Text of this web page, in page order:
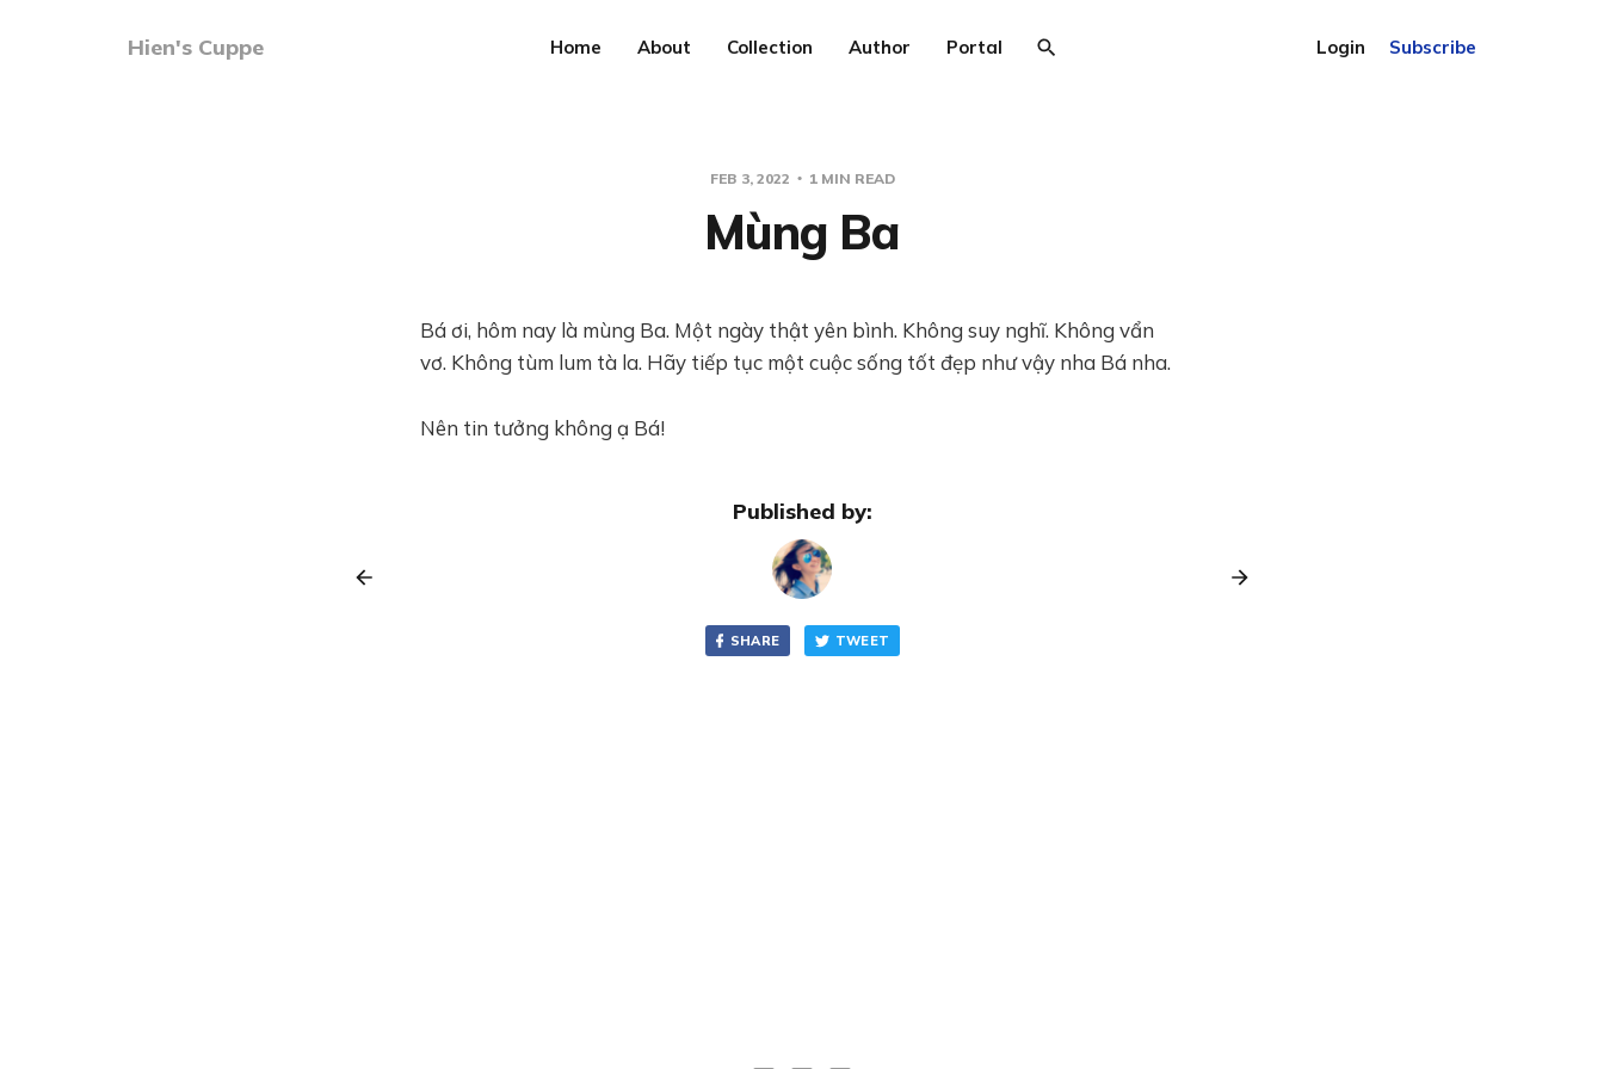
Hien's Cuppe Home About Collection Author Portal Login Subscribe
FEB 3, 2022 1 MIN READ
Mùng Ba
Bá ơi, hôm nay là mùng Ba. Một ngày thật yên bình. Không suy nghĩ. Không vẩn
vơ. Không tùm lum tà la. Hãy tiếp tục một cuộc sống tốt đẹp như vậy nha Bá nha.
Nên tin tưởng không ạ Bá!
Published by:
SHARE TWEET